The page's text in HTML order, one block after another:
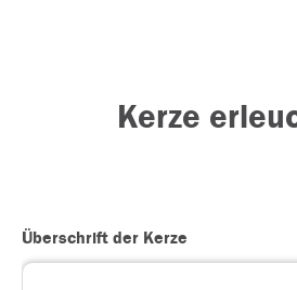
Kerze
Überschrift der Kerze